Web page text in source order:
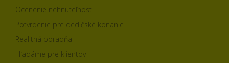
Ocenenie nehnuteľnosti
Potvrdenie pre dedičské konanie
Realitná poradňa
Hľadáme pre klientov